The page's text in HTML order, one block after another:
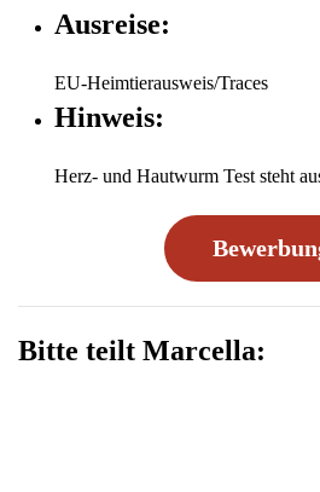
Ausreise:
EU-Heimtierausweis/Traces
Hinweis:
Herz- und Hautwurm Test steht
Bitte teilt Marcella: